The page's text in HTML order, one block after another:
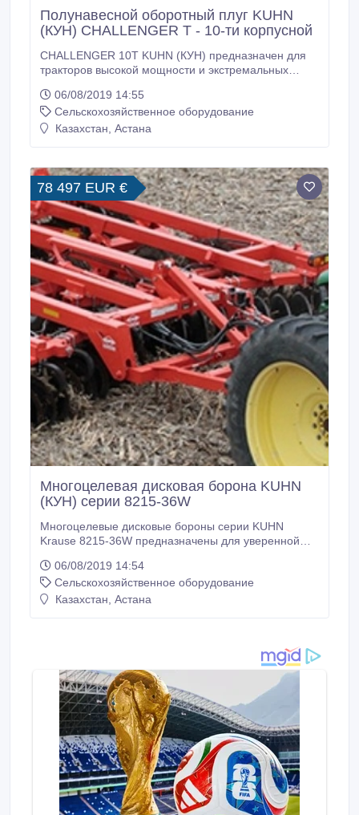
Полунавесной оборотный плуг KUHN
(КУН) CHALLENGER T - 10-ти корпусной
CHALLENGER 10Т KUHN (КУН) предназначен для
тракторов высокой мощности и экстремальных
мм обеспечивает вам надёжность на протяжении
всего рабочего процесса. Вы можете
самостоятельно скомпоновать плуг в соответствии с
амплитуды регулируется непосредственно из
кабины и адаптируется к любой колее, а при
необходимости позволяет настраивать положение
первого корпуса.
06/08/2019 14:55
Сельскохозяйственное оборудование
Казахстан, Астана
78 497 EUR €
Многоцелевая дисковая борона KUHN
(КУН) серии 8215-36W
Многоцелевые дисковые бороны серии KUHN
Krause 8215-36W предназначены для уверенной
различных условиях. Усиленная складываемая
рама является основой прочности всей машины,
оставаясь универсальной для работы в различных
позволяет бороне эффективно измельчать,
перемешивать и заделывать растительные остатки.
06/08/2019 14:54
Сельскохозяйственное оборудование
Казахстан, Астана